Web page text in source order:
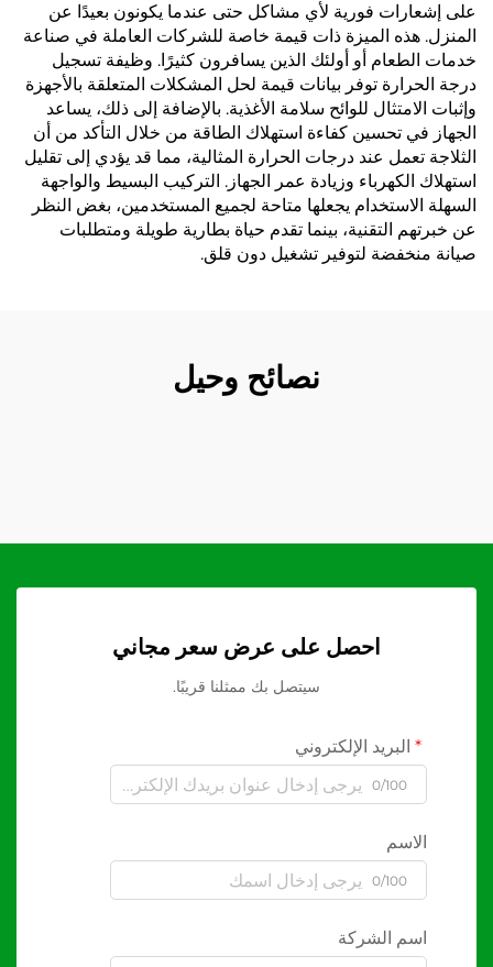
على إشعارات فورية لأي مشاكل حتى عندما يكونون بعيدًا عن
المنزل. هذه الميزة ذات قيمة خاصة للشركات العاملة في صناعة
خدمات الطعام أو أولئك الذين يسافرون كثيرًا. وظيفة تسجيل
درجة الحرارة توفر بيانات قيمة لحل المشكلات المتعلقة بالأجهزة
وإثبات الامتثال للوائح سلامة الأغذية. بالإضافة إلى ذلك، يساعد
الجهاز في تحسين كفاءة استهلاك الطاقة من خلال التأكد من أن
الثلاجة تعمل عند درجات الحرارة المثالية، مما قد يؤدي إلى تقليل
استهلاك الكهرباء وزيادة عمر الجهاز. التركيب البسيط والواجهة
السهلة الاستخدام يجعلها متاحة لجميع المستخدمين، بغض النظر
عن خبرتهم التقنية، بينما تقدم حياة بطارية طويلة ومتطلبات
صيانة منخفضة لتوفير تشغيل دون قلق.
نصائح وحيل
احصل على عرض سعر مجاني
سيتصل بك ممثلنا قريبًا.
البريد الإلكتروني
0/100
الاسم
0/100
اسم الشركة